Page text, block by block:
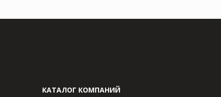
КАТАЛОГ КОМПАНИЙ